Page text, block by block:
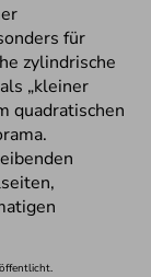
für
zylindrische
„kleiner
quadratischen